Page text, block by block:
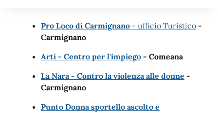
Pro Loco di Carmignano - ufficio Turistico -
Carmignano
Arti - Centro per l'impiego - Comeana
La Nara - Contro la violenza alle donne -
Carmignano
Punto Donna sportello ascolto e